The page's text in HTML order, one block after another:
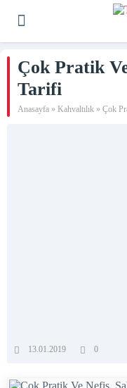
Çok Pratik
Tarifi
Anasayfa » Kahvaltılık » Çok
13.01.2019 0